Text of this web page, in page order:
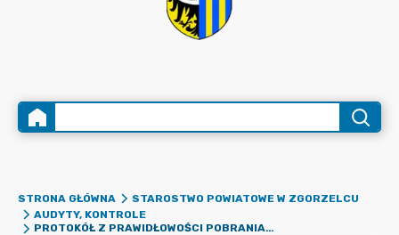
STRONA GŁÓWNA
STAROSTWO POWIATOWE W ZGORZELCU
AUDYTY, KONTROLE
PROTOKÓŁ Z PRAWIDŁOWOŚCI POBRANIA I WYKORZYSTANIA DOTACJI - LO DLA DOROSŁYCH